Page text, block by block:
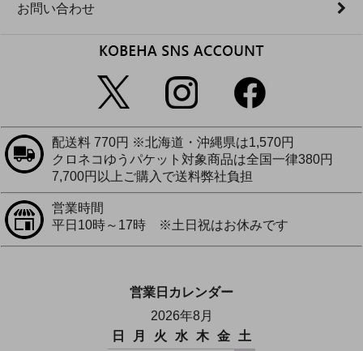
お問い合わせ
配送料 770円 ※北海道・沖縄県は1,570円
クロネコゆうパケット対象商品は全国一律380円
7,700円以上ご購入で送料弊社負担
営業時間
平日10時～17時 ※土日祝はお休みです
営業日カレンダー
2026年8月
日
月 火 水 木 金
土